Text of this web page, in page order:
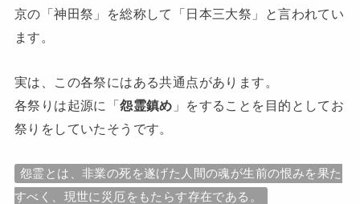
京の「神田祭」を総称して「日本三大祭」と言われてい
ます。
実は、この各祭にはある共通点があります。
各祭りは起源に「怨霊鎮め 」をすることを目的としてお
祭りをしていたそうです。
怨霊とは、非業の死を遂げた人間の魂が生前の恨みを果た
すべく、現世に災厄をもたらす存在である。